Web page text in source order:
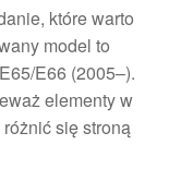
które warto
model to
E66 (2005–).
elementy w
się stroną